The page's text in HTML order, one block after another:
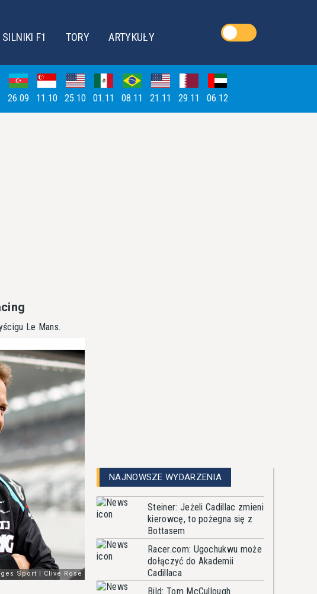
SILNIKI F1 TORY ARTYKUŁY
26.09 11.10 25.10 01.11 08.11 21.11 29.11 06.12
Le Mans.
NAJNOWSZE WYDARZENIA
Steiner: Jeżeli Cadillac zmieni
kierowcę, to pożegna się z
Bottasem
Racer.com: Ugochukwu może
dołączyć do Akademii
Cadillaca
Bild: Tom McCullough